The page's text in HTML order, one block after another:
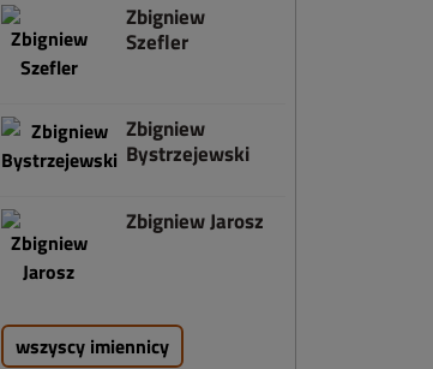
Zbigniew
Szefler
Zbigniew
Bystrzejewski
Zbigniew Jarosz
wszyscy imiennicy